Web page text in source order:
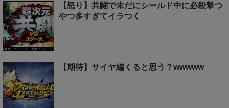
【怒り】共闘で未だにシールド中に必殺撃つ
やつ多すぎてイラつく
【期待】サイヤ編くると思う？wwwww